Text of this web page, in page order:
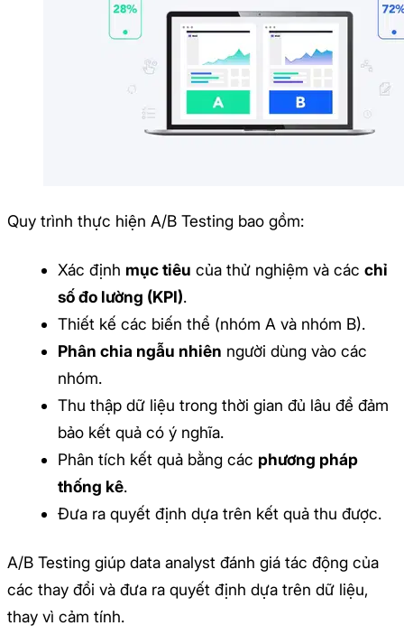
Quy trình thực hiện A/B Testing bao gồm:
Xác định mục tiêu của thử nghiệm và các chỉ
số đo lường (KPI).
Thiết kế các biến thể (nhóm A và nhóm B).
Phân chia ngẫu nhiên người dùng vào các
nhóm.
Thu thập dữ liệu trong thời gian đủ lâu để đảm
bảo kết quả có ý nghĩa.
Phân tích kết quả bằng các phương pháp
thống kê.
Đưa ra quyết định dựa trên kết quả thu được.
A/B Testing giúp data analyst đánh giá tác động của
các thay đổi và đưa ra quyết định dựa trên dữ liệu,
thay vì cảm tính.